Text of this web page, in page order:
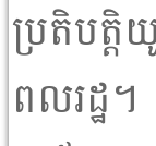
ប្រតិបត្
ពលរដ្ឋ។